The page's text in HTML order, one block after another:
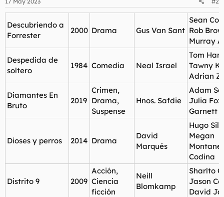
e
s
:
Descubriendo a
Forrester
2000 Drama Gus Van Sant
Sean
Rob
Murray
Despedida de
soltero
1984 Comedia Neal Israel
Tom
Tawny
Adrian
Diamantes En
Bruto
2019
Crimen,
Drama,
Suspense
Hnos. Safdie
Adam
Julia
Garnett
Dioses y perros 2014 Drama
David
Marqués
Hugo
Megan
Codina
Distrito 9 2009
Acción,
Ciencia
ficción
Neill
Blomkamp
Sharlto
Jason
David